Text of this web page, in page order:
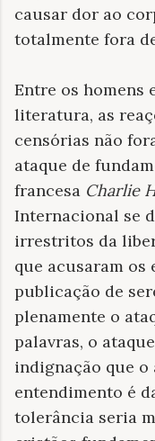
causar dor ao
totalmente fora
Entre os homens
literatura, as
censórias não
ataque de
francesa Charlie
Internacional se
irrestritos da
que acusaram
publicação de
plenamente o
palavras, o
indignação que o
entendimento é
tolerância seria